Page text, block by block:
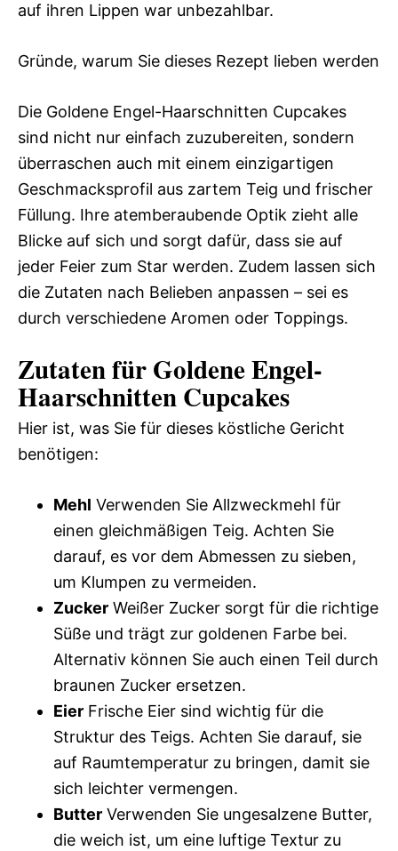
auf ihren Lippen war unbezahlbar.
Gründe, warum Sie dieses Rezept lieben werden
Die Goldene Engel-Haarschnitten Cupcakes
sind nicht nur einfach zuzubereiten, sondern
überraschen auch mit einem einzigartigen
Geschmacksprofil aus zartem Teig und frischer
Füllung. Ihre atemberaubende Optik zieht alle
Blicke auf sich und sorgt dafür, dass sie auf
jeder Feier zum Star werden. Zudem lassen sich
die Zutaten nach Belieben anpassen – sei es
durch verschiedene Aromen oder Toppings.
Zutaten für Goldene Engel-
Haarschnitten Cupcakes
Hier ist, was Sie für dieses köstliche Gericht
benötigen:
Mehl Verwenden Sie Allzweckmehl für
einen gleichmäßigen Teig. Achten Sie
darauf, es vor dem Abmessen zu sieben,
um Klumpen zu vermeiden.
Zucker Weißer Zucker sorgt für die richtige
Süße und trägt zur goldenen Farbe bei.
Alternativ können Sie auch einen Teil durch
braunen Zucker ersetzen.
Eier Frische Eier sind wichtig für die
Struktur des Teigs. Achten Sie darauf, sie
auf Raumtemperatur zu bringen, damit sie
sich leichter vermengen.
Butter Verwenden Sie ungesalzene Butter,
die weich ist, um eine luftige Textur zu